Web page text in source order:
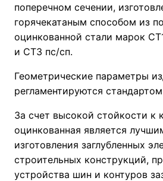
поперечном сечении,
горячекатаным способом из
оцинкованной стали марок
и СТ3 пс/сп.
Геометрические параметры
регламентируются
За счет высокой стойкости к
оцинкованная является
изготовления заглубленных
строительных конструкций,
устройства шин и контуров